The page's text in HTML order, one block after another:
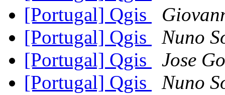
[Portugal] Qgis
[Portugal] Qgis
Nuno
[Portugal] Qgis
Jose
[Portugal] Qgis
Nuno